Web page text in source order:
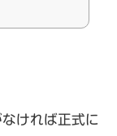
ければ正式に